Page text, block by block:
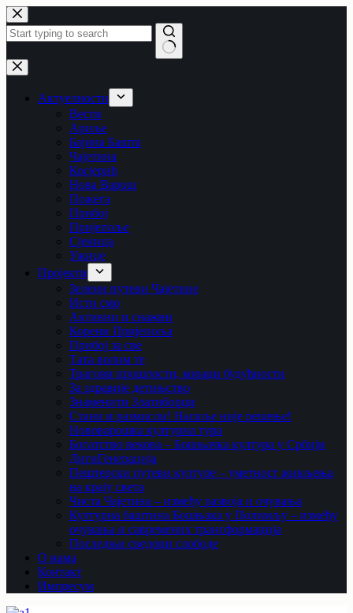
Skip
to
content
No
results
Актуелности
Вести
Ариље
Бајина Башта
Чајетина
Косјерић
Нова Варош
Пожега
Прибој
Пријепоље
Сјеница
Ужице
Пројекти
Зелени путеви Чајетине
Исти смо
Активни и снажни
Корени Пријепоља
Прибој за све
Тата волим те
Трагови прошлости, кораци будућности
За здравије детињство
Знаменити Златиборци
Стани и размисли! Насиље није решење!
Нововарошка културна тура
Богатство векова – Бошњачка култура у Србији
ДигиГенерација
Пештерски путеви културе – уметност живљења
на крају света
Чиста Чајетина – између развоја и очувања
Културна баштина Бошњака у Полимљу – између
очувања и савремених трансформација
Последњи сведоци слободе
О нама
Контакт
Импресум